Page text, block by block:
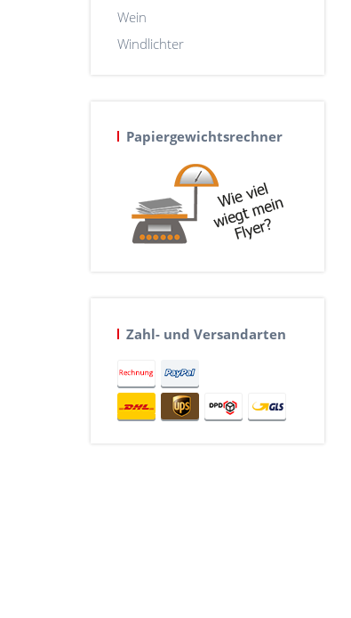
Wein
Windlichter
Papiergewichtsrechner
Zahl- und Versandarten